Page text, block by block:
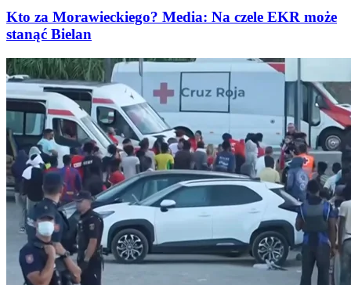
Kto za Morawieckiego? Media: Na czele EKR może
stanąć Bielan